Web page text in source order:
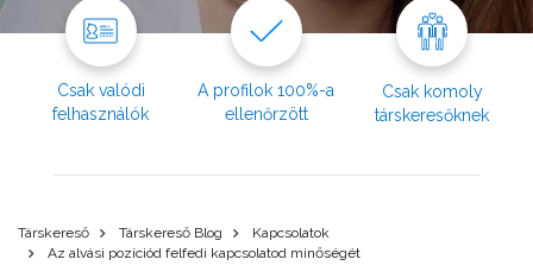
Csak valódi
felhasználók
A profilok 100%-a
ellenőrzött
Csak komoly
társkeresőknek
Társkereső Társkereső Blog
Kapcsolatok
Az alvási pozíciód felfedi kapcsolatod minőségét